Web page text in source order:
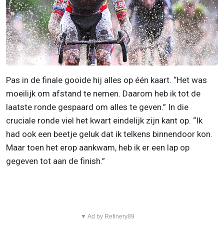
Pas in de finale gooide hij alles op één kaart. “Het was
moeilijk om afstand te nemen. Daarom heb ik tot de
laatste ronde gespaard om alles te geven.” In die
cruciale ronde viel het kwart eindelijk zijn kant op. “Ik
had ook een beetje geluk dat ik telkens binnendoor kon.
Maar toen het erop aankwam, heb ik er een lap op
gegeven tot aan de finish.”
▼ Ad by Refinery89